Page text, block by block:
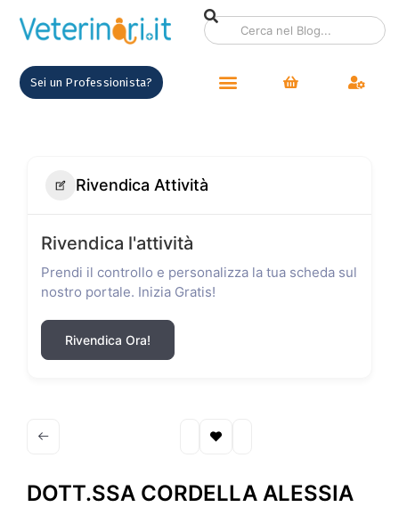
Sei un Professionista?
Rivendica Attività
Rivendica l'attività
Prendi il controllo e personalizza la tua scheda sul
nostro portale. Inizia Gratis!
Rivendica Ora!
DOTT.SSA CORDELLA ALESSIA